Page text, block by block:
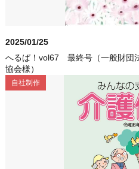
2025/01/25
へるぱ！vol67 最終号（一般財団
協会様）
自社制作